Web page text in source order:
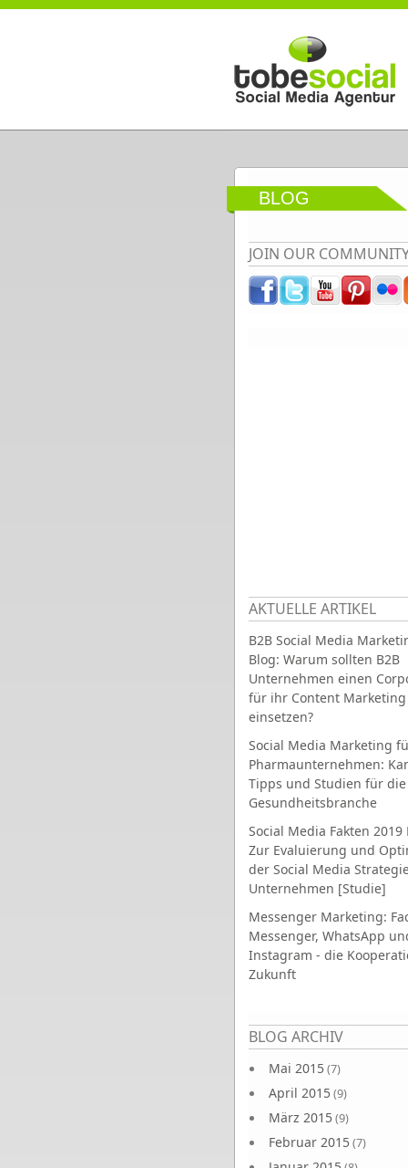
Direkt zum Inhalt
BLOG
JOIN OUR
AKTUELLE ARTIKEL
B2B Social Media
Blog: Warum sollten B2B
Unternehmen einen
für ihr Content Marketing
einsetzen?
Social Media Marketing
Pharmaunternehmen:
Tipps und Studien für die
Gesundheitsbranche
Social Media Fakten 2019
Zur Evaluierung und
der Social Media
Unternehmen [Studie]
Messenger Marketing:
Messenger, WhatsApp
Instagram - die
Zukunft
BLOG ARCHIV
Mai 2015(7)
April 2015(9)
März 2015(9)
Februar 2015(7)
Seiten